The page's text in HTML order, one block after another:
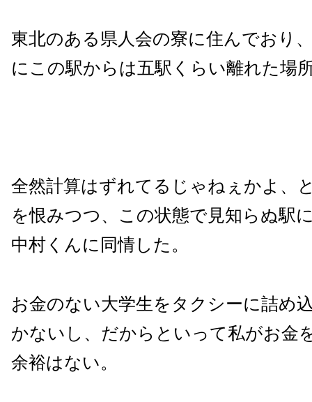
東北のある県人会の寮に住んでおり
にこの駅からは五駅くらい離れた場
全然計算はずれてるじゃねぇかよ、
を恨みつつ、この状態で見知らぬ駅
中村くんに同情した。
お金のない大学生をタクシーに詰め
かないし、だからといって私がお金
余裕はない。